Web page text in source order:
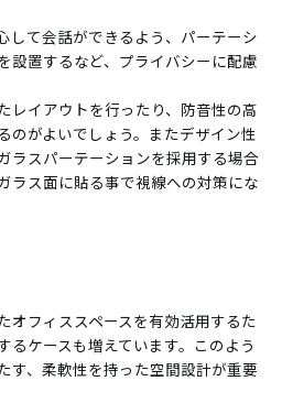
して会話ができるよう、パーテーシ
設置するなど、プライバシーに配慮
レイアウトを行ったり、防音性の高
のがよいでしょう。またデザイン性
ラスパーテーションを採用する場合
ラス面に貼る事で視線への対策にな
オフィススペースを有効活用するた
るケースも増えています。このよう
す、柔軟性を持った空間設計が重要